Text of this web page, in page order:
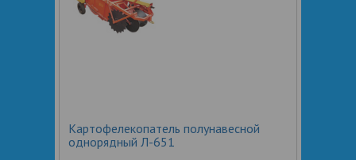
Картофелекопатель полунавесной
однорядный Л-651